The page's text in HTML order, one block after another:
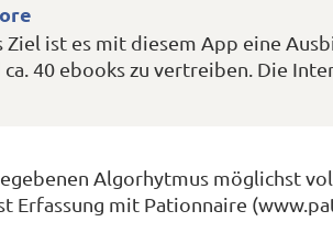
ist es mit diesem App eine
40 ebooks zu vertreiben. Die
Algorhytmus möglichst
Erfassung mit Pationnaire